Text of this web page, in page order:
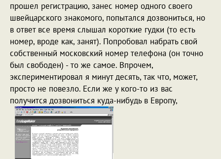
прошел регистрацию, занес номер одного своего
швейцарского знакомого, попытался дозвониться, но
в ответ все время слышал короткие гудки (то есть
номер, вроде как, занят). Попробовал набрать свой
собственный московский номер телефона (он точно
был свободен) - то же самое. Впрочем,
экспериментировал я минут десять, так что, может,
просто не повезло. Если же у кого-то из вас
получится дозвониться куда-нибудь в Европу,